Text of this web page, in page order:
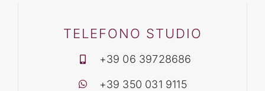
SALUTE E TRATTAMENTITELEFONO STUDIO
+39 06 39728686
+39 350 031 9115